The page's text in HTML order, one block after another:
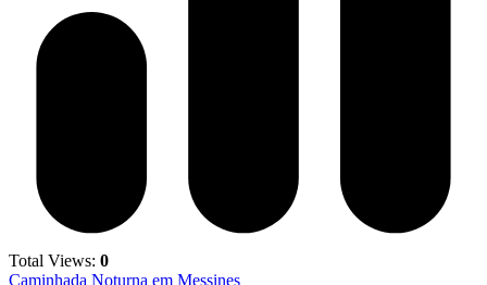
Total Views: 0
Caminhada Noturna em Messines